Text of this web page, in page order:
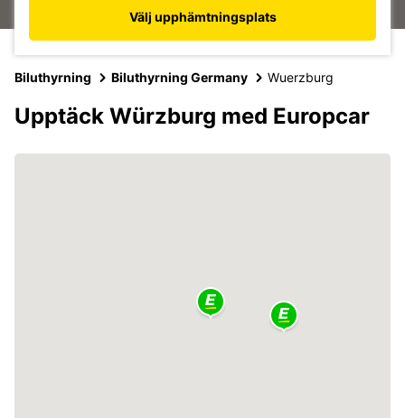
Välj upphämtningsplats
Biluthyrning Biluthyrning Germany Wuerzburg
Upptäck Würzburg med Europcar